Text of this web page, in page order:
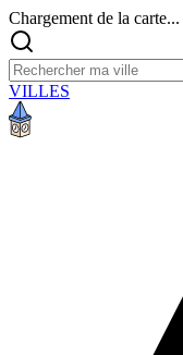
Chargement de la carte...
VILLES